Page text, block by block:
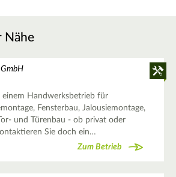
Nähe
Handwerksbetrieb für
Fensterbau, Jalousiemontage,
und Türenbau - ob privat oder
Sie doch ein…
Zum Betrieb